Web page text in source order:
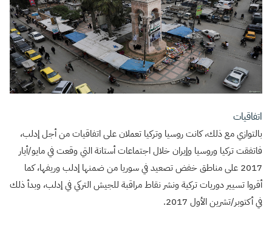
اتفاقيات
بالتوازي مع ذلك، كانت روسيا وتركيا تعملان على اتفاقيات من أجل إدلب،
فاتفقت تركيا وروسيا وإيران خلال اجتماعات أستانة التي وقعت في مايو/أيار
2017 على مناطق خفض تصعيد في سوريا من ضمنها إدلب وريفها، كما
أقروا تسيير دوريات تركية ونشر نقاط مراقبة للجيش التركي في إدلب، وبدأ ذلك
في أكتوبر/تشرين الأول 2017.